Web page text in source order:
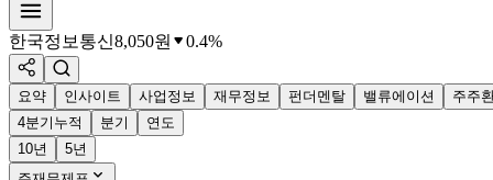
한국정보통신8,050원 0.4%
요약 인사이트 사업정보 재무정보 펀더멘탈 밸류에이션 주주
4분기누적
분기
연도
10년
5년